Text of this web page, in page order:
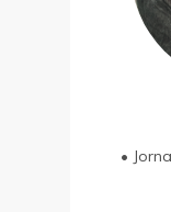
•